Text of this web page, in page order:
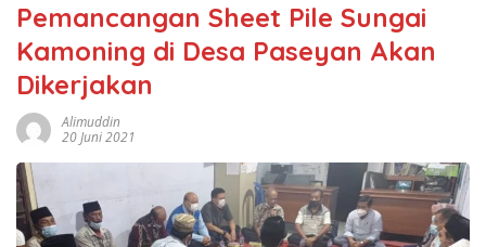
Pemancangan Sheet Pile Sungai
Kamoning di Desa Paseyan Akan
Dikerjakan
Alimuddin
20 Juni 2021